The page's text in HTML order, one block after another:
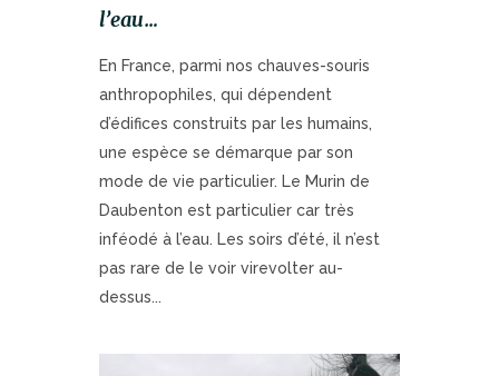
l’eau…
En France, parmi nos chauves-souris
anthropophiles, qui dépendent
d’édifices construits par les humains,
une espèce se démarque par son
mode de vie particulier. Le Murin de
Daubenton est particulier car très
inféodé à l’eau. Les soirs d’été, il n’est
pas rare de le voir virevolter au-
dessus...